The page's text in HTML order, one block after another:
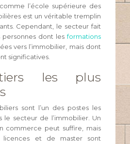
l’école supérieure des
est un véritable tremplin
Cependant, le secteur fait
personnes dont lesformations
vers l’immobilier, mais dont
significatives.
les plus
sont l’un des postes les
le secteur de l’immobilier. Un
commerce peut suffire, mais
licences et de master sont